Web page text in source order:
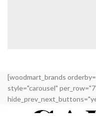
A LACUS
[woodmart_brands
style="carousel"